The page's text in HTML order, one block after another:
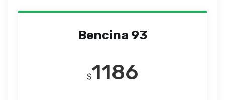
Bencina 93
$1186